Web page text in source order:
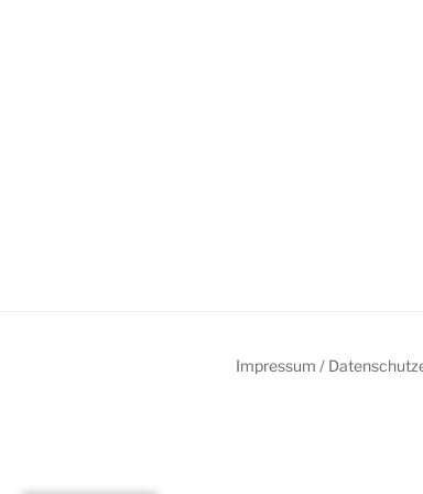
Impressum /